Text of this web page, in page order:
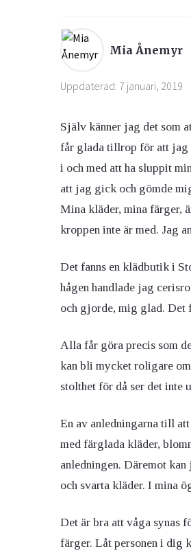
Ögon & Öron
Övervikt
Mia Ånemyr
Uppdaterad: 7 januari, 2019
Själv känner jag det som
får glada tillrop för att jag
i och med att ha sluppit
att jag gick och gömde
Mina kläder, mina färger,
kroppen inte är med. Jag
Det fanns en klädbutik i
hågen handlade jag
och gjorde, mig glad. Det
Alla får göra precis som
kan bli mycket roligare
stolthet för då ser det inte
En av anledningarna till
med färglada kläder,
anledningen. Däremot
och svarta kläder. I mina
Det är bra att våga synas
färger. Låt personen i dig